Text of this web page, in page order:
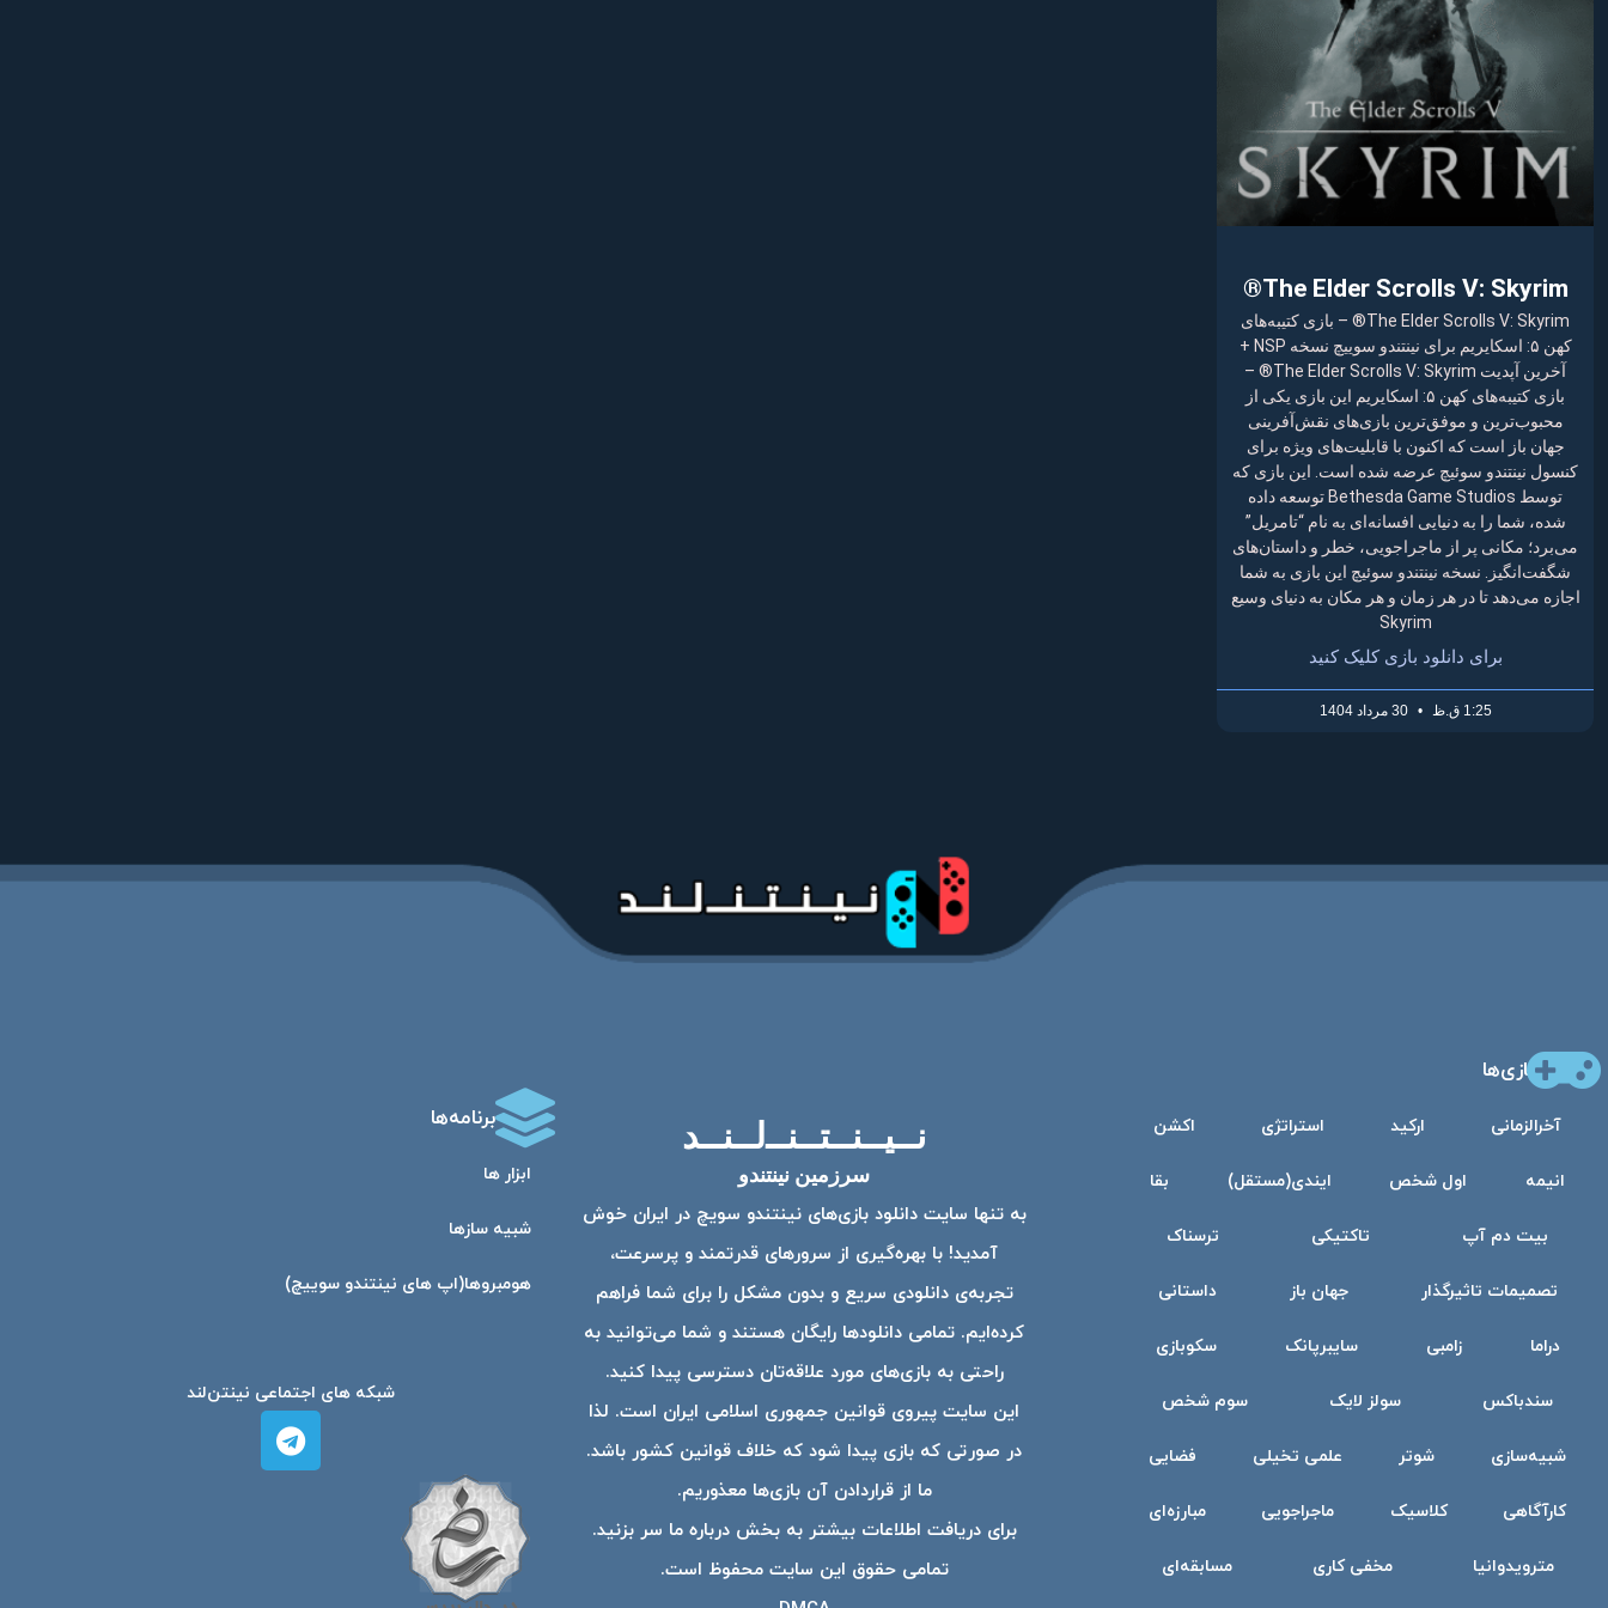
The Elder Scrolls V: Skyrim®
The Elder Scrolls V: Skyrim® – بازی کتیبه‌های
کهن ۵: اسکایریم برای نینتندو سوییچ نسخه NSP +
آخرین آپدیت The Elder Scrolls V: Skyrim® –
بازی کتیبه‌های کهن ۵: اسکایریم این بازی یکی از
محبوب‌ترین و موفق‌ترین بازی‌های نقش‌آفرینی
جهان باز است که اکنون با قابلیت‌های ویژه برای
کنسول نینتندو سوئیچ عرضه شده است. این بازی که
توسط Bethesda Game Studios توسعه داده
شده، شما را به دنیایی افسانه‌ای به نام “تامریل”
می‌برد؛ مکانی پر از ماجراجویی، خطر و داستان‌های
شگفت‌انگیز. نسخه نینتندو سوئیچ این بازی به شما
اجازه می‌دهد تا در هر زمان و هر مکان به دنیای وسیع
Skyrim
برای دانلود بازی کلیک کنید
1:25 ق.ظ 30 مرداد 1404
بازی‌ها
آخرالزمانی ارکید استراتژی اکشن
انیمه اول شخص ایندی(مستقل) بقا
بیت دم آپ تاکتیکی ترسناک
تصمیمات تاثیرگذار جهان باز داستانی
دراما زامبی سایبرپانک سکوبازی
سندباکس سولز لایک سوم شخص
شبیه‌سازی شوتر علمی تخیلی فضایی
کارآگاهی کلاسیک ماجراجویی مبارزه‌ای
مترویدوانیا مخفی کاری مسابقه‌ای
نــیــنــتــنــ‌لــنــد
سرزمین نینتندو
به تنها سایت دانلود بازی‌های نینتندو سویچ در ایران خوش
آمدید! با بهره‌گیری از سرورهای قدرتمند و پرسرعت،
تجربه‌ی دانلودی سریع و بدون مشکل را برای شما فراهم
کرده‌ایم. تمامی دانلودها رایگان هستند و شما می‌توانید به
راحتی به بازی‌های مورد علاقه‌تان دسترسی پیدا کنید.
این سایت پیروی قوانین جمهوری اسلامی ایران است. لذا
در صورتی که بازی پیدا شود که خلاف قوانین کشور باشد.
ما از قراردادن آن بازی‌ها معذوریم.
برای دریافت اطلاعات بیشتر به بخش درباره ما سر بزنید.
تمامی حقوق این سایت محفوظ است.
برنامه‌ها
ابزار ها
شبیه ساز‌ها
هومبرو‌ها(اپ های نینتندو سوییچ)
شبکه های اجتماعی نینتن‌لند